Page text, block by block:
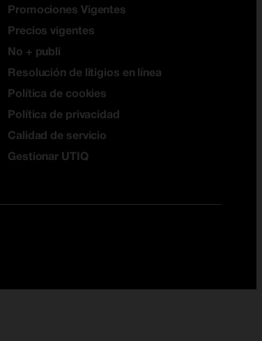
Promociones Vigentes
Precios vigentes
No + publi
Resolución de litigios en línea
Política de cookies
Política de privacidad
Calidad de servicio
Gestionar UTIQ